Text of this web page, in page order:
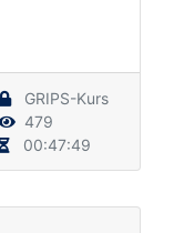
GRIPS-Kurs
479
00:47:49